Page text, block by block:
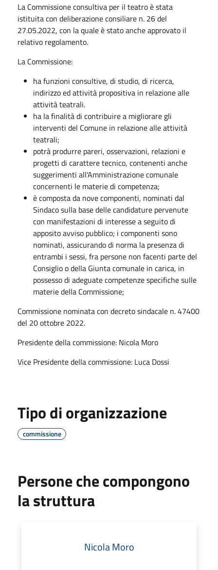
La Commissione consultiva per il teatro è stata
istituita con deliberazione consiliare n. 26 del
27.05.2022, con la quale è stato anche approvato il
relativo regolamento.
La Commissione:
ha funzioni consultive, di studio, di ricerca,
indirizzo ed attività propositiva in relazione alle
attività teatrali.
ha la finalità di contribuire a migliorare gli
interventi del Comune in relazione alle attività
teatrali;
potrà produrre pareri, osservazioni, relazioni e
progetti di carattere tecnico, contenenti anche
suggerimenti all'Amministrazione comunale
concernenti le materie di competenza;
è composta da nove componenti, nominati dal
Sindaco sulla base delle candidature pervenute
con manifestazioni di interesse a seguito di
apposito avviso pubblico; i componenti sono
nominati, assicurando di norma la presenza di
entrambi i sessi, fra persone non facenti parte del
Consiglio o della Giunta comunale in carica, in
possesso di adeguate competenze specifiche sulle
materie della Commissione;
Commissione nominata con decreto sindacale n. 47400
del 20 ottobre 2022.
Presidente della commissione: Nicola Moro
Vice Presidente della commissione: Luca Dossi
Tipo di organizzazione
commissione
Persone che compongono
la struttura
Nicola Moro